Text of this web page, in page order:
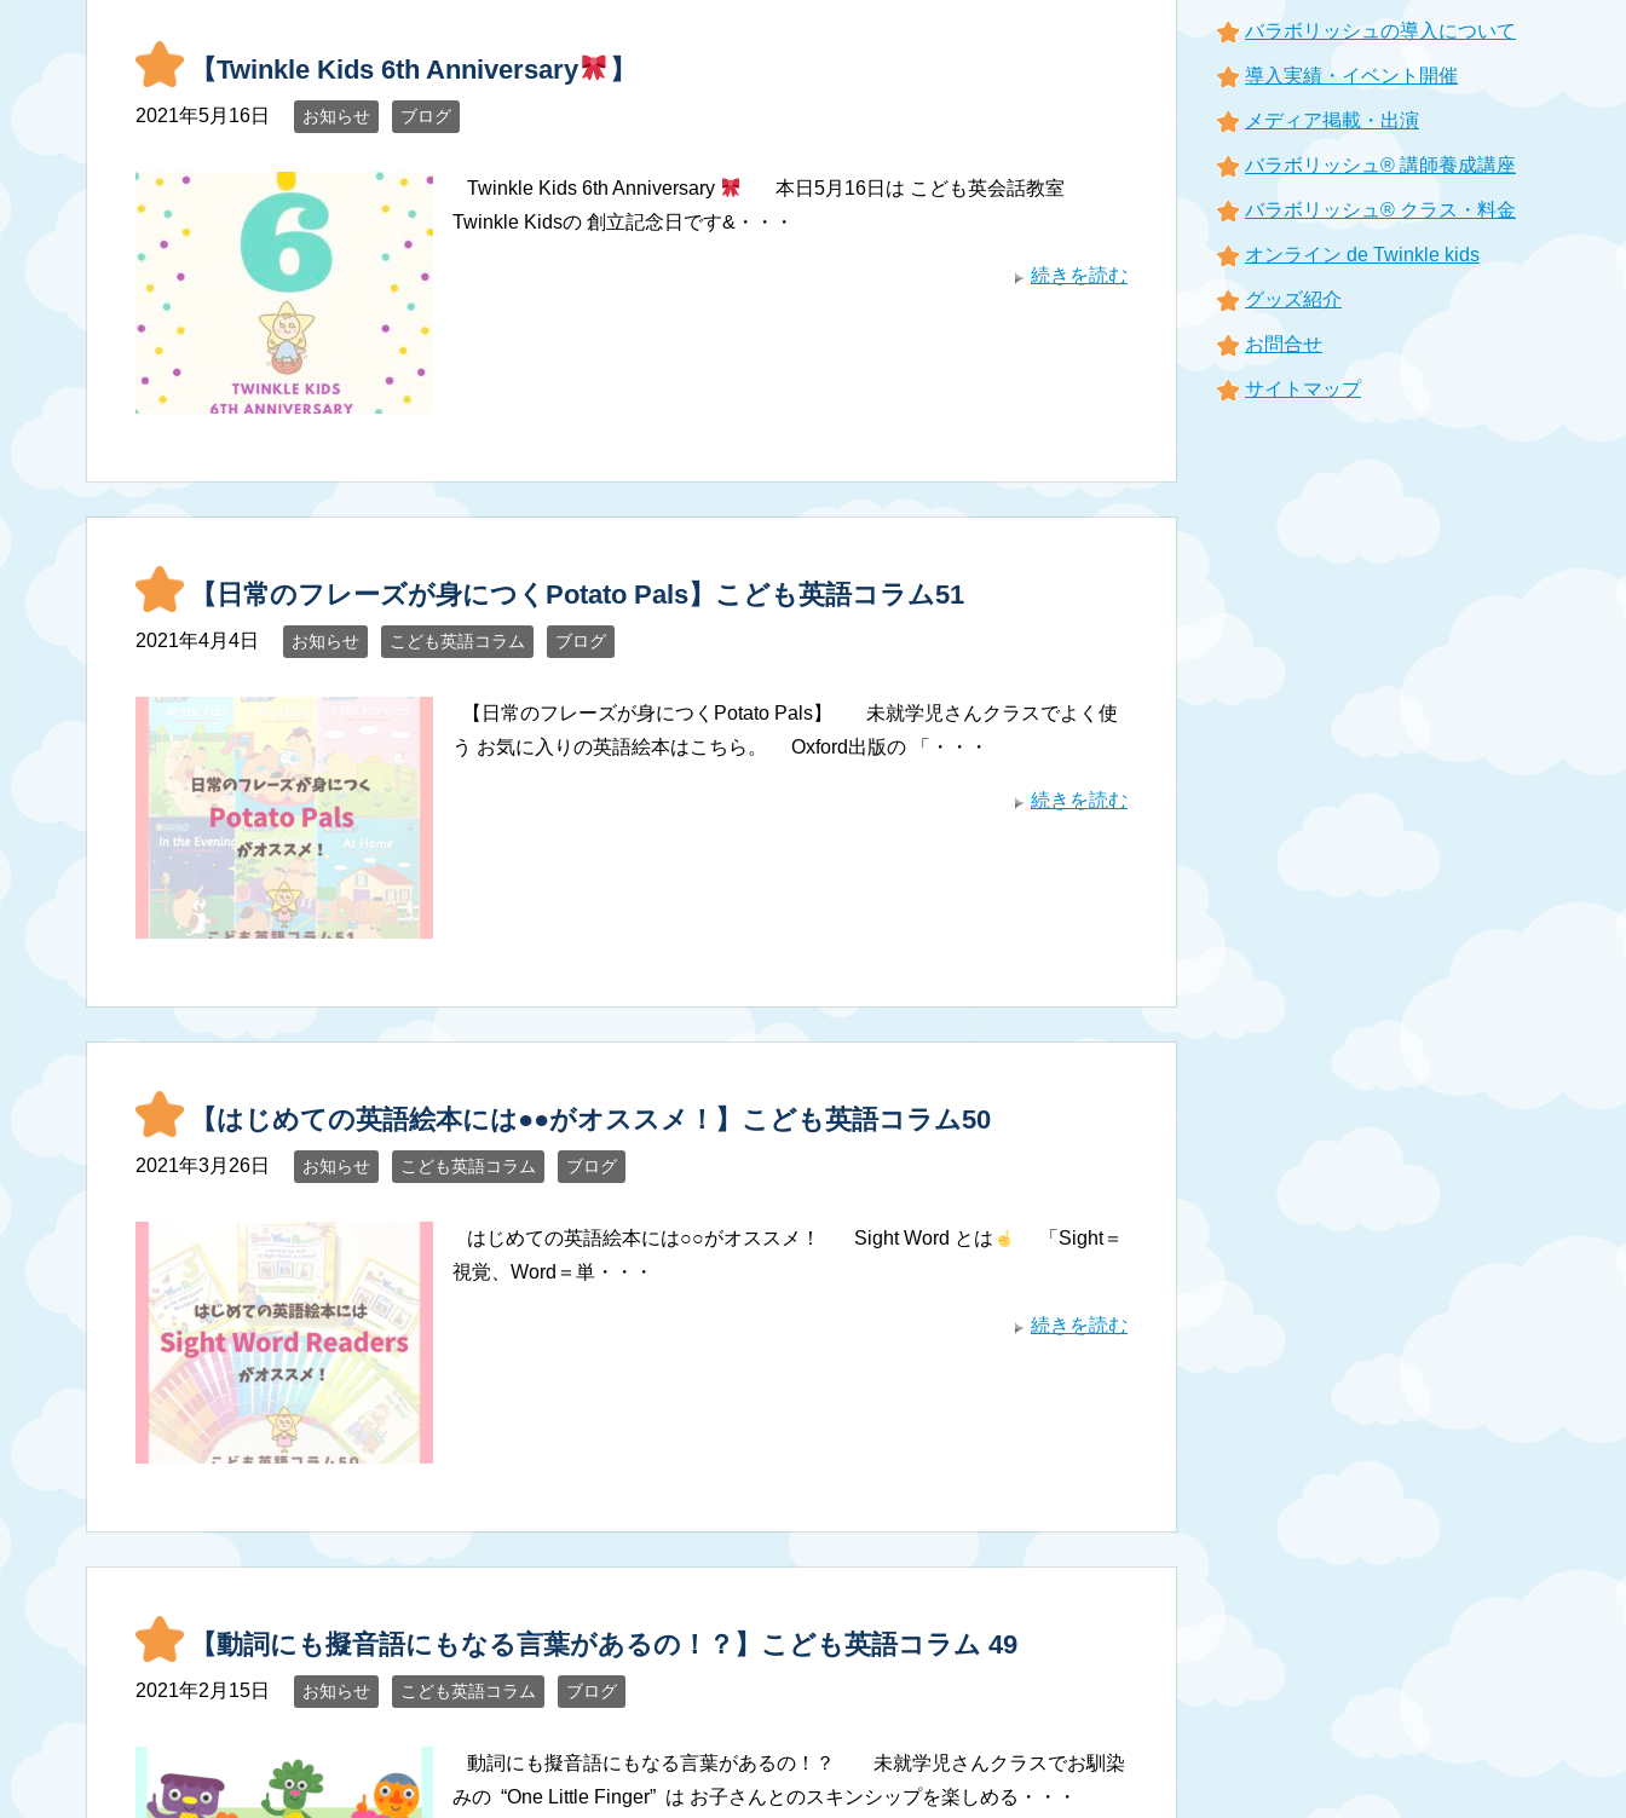
【Twinkle Kids 6th Anniversary 】
2021年5月16日 お知らせ ブログ
Twinkle Kids 6th Anniversary
本日5月16日は こども英会話教室
Twinkle Kidsの 創立記念日です&・・・
続きを読む
【日常のフレーズが身につくPotato Pals】こども英語コラム51
2021年4月4日 お知らせ こども英語コラム ブログ
【日常のフレーズが身につくPotato Pals】 未就学児さんクラスでよく使
う お気に入りの英語絵本はこちら。 Oxford出版の 「・・・
続きを読む
【はじめての英語絵本には●●がオススメ！】こども英語コラム50
2021年3月26日 お知らせ こども英語コラム ブログ
はじめての英語絵本には○○がオススメ！ Sight Word とは
「Sight＝
視覚、Word＝単・・・
続きを読む
【動詞にも擬音語にもなる言葉があるの！？】こども英語コラム 49
2021年2月15日 お知らせ こども英語コラム ブログ
動詞にも擬音語にもなる言葉があるの！？ 未就学児さんクラスでお馴染
みの “One Little Finger” は お子さんとのスキンシップを楽しめる・・・
バラボリッシュの導入について
導入実績・イベント開催
メディア掲載・出演
バラボリッシュ® 講師養成講座
バラボリッシュ® クラス・料金
オンライン de Twinkle kids
グッズ紹介
お問合せ
サイトマップ